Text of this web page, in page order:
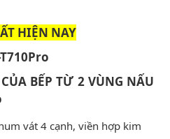
HIỆN NAY
BẾP TỪ 2 VÙNG NẤU
vát 4 cạnh, viền hợp kim